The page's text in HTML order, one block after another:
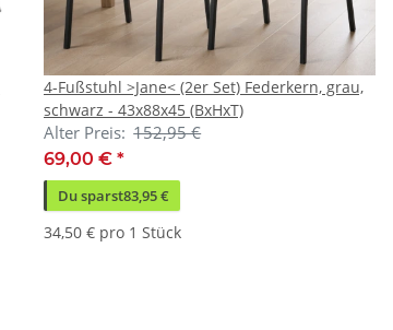
4-Fußstuhl >Jane< (2er Set) Federkern, grau,
schwarz - 43x88x45 (BxHxT)
Alter Preis: 152,95 €
69,00 € *
Du sparst83,95 €
34,50 € pro 1 Stück